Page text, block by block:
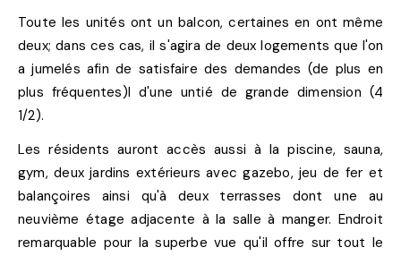
Toute les unités ont un balcon, certaines en ont même
deux; dans ces cas, il s'agira de deux logements que l'on
a jumelés afin de satisfaire des demandes (de plus en
plus fréquentes)l d'une untié de grande dimension (4
1/2).
Les résidents auront accès aussi à la piscine, sauna,
gym, deux jardins extérieurs avec gazebo, jeu de fer et
balançoires ainsi qu'à deux terrasses dont une au
neuvième étage adjacente à la salle à manger. Endroit
remarquable pour la superbe vue qu'il offre sur tout le